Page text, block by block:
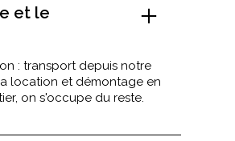
et le
: transport depuis notre
location et démontage en
on s'occupe du reste.